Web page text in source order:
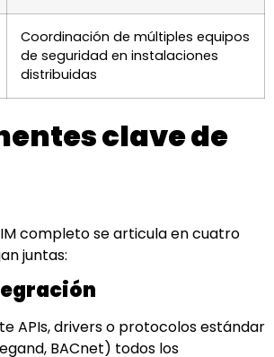
Coordinación de múltiples equipos
de seguridad en instalaciones
distribuidas
clave de
completo se articula en cuatro
juntas:
APIs, drivers o protocolos estándar
BACnet) todos los